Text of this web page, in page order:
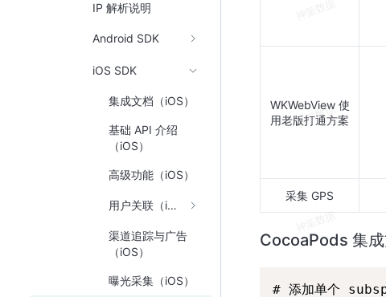
WKWebView 使
用老版打通方案
采集 GPS
CocoaPods 集
# 添加单个
IP 解析说明
Android SDK
iOS SDK
集成文档（iOS）
基础 API 介绍
（iOS）
高级功能（iOS）
用户关联（iOS）
渠道追踪与广告
（iOS）
曝光采集（iOS）